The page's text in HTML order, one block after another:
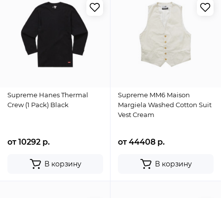
Supreme Hanes Thermal
Crew (1 Pack) Black
от 10292 р.
В корзину
Supreme MM6 Maison
Margiela Washed Cotton Suit
Vest Cream
от 44408 р.
В корзину